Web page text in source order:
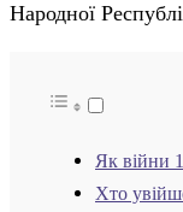
Народної
Як війни
Хто